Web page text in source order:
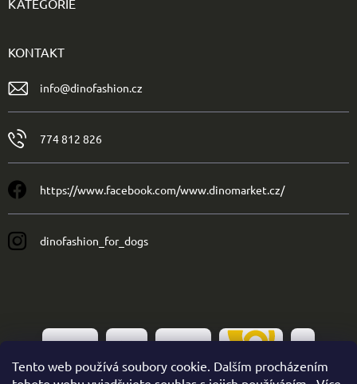
Tento web používá soubory cookie. Dalším procházením
KATEGORIE
KONTAKT
info@dinofashion.cz
774 812 826
https://www.facebook.com/www.dinomarket.cz/
dinofashion_for_dogs